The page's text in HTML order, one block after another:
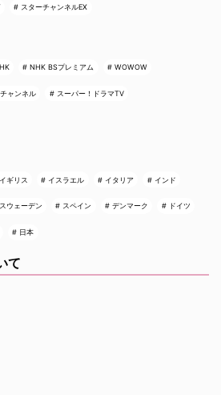
スターチャンネルEX
NHK BSプレミアム WOWOW
ャンネル スーパー！ドラマTV
イギリス イスラエル イタリア インド
スウェーデン スペイン デンマーク ドイツ
日本
て